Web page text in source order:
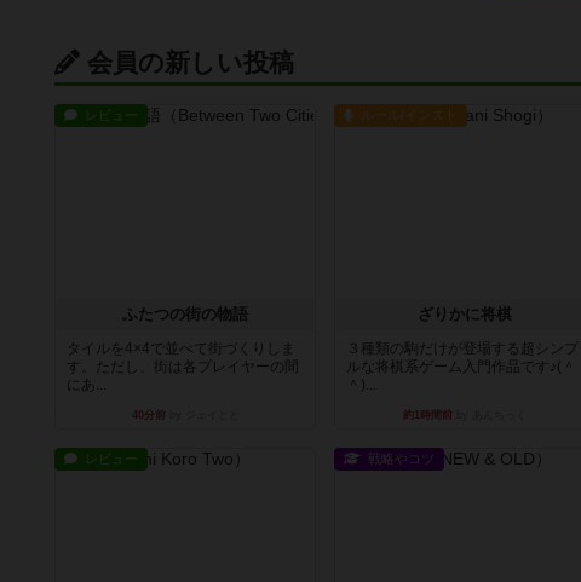
会員の新しい投稿
レビュー
ふたつの街の物語
タイルを4×4で並べて街づくりしま
す。ただし、街は各プレイヤーの間
にあ...
40分前
ルール/インスト
ざりかに将棋
３種類の駒だけが登場する超シンプ
ルな将棋系ゲーム入門作品です♪(＾
＾)...
約1時間前
レビュー 戦略やコツ